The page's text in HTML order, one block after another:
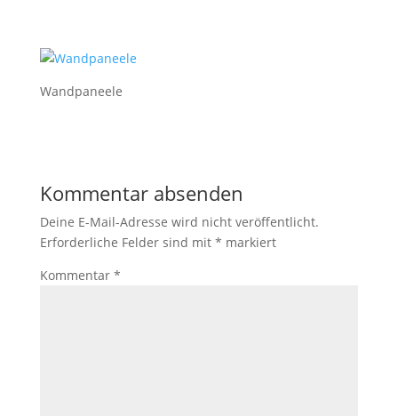
Wandpaneele
Kommentar absenden
Deine E-Mail-Adresse wird nicht veröffentlicht.
Erforderliche Felder sind mit * markiert
Kommentar *